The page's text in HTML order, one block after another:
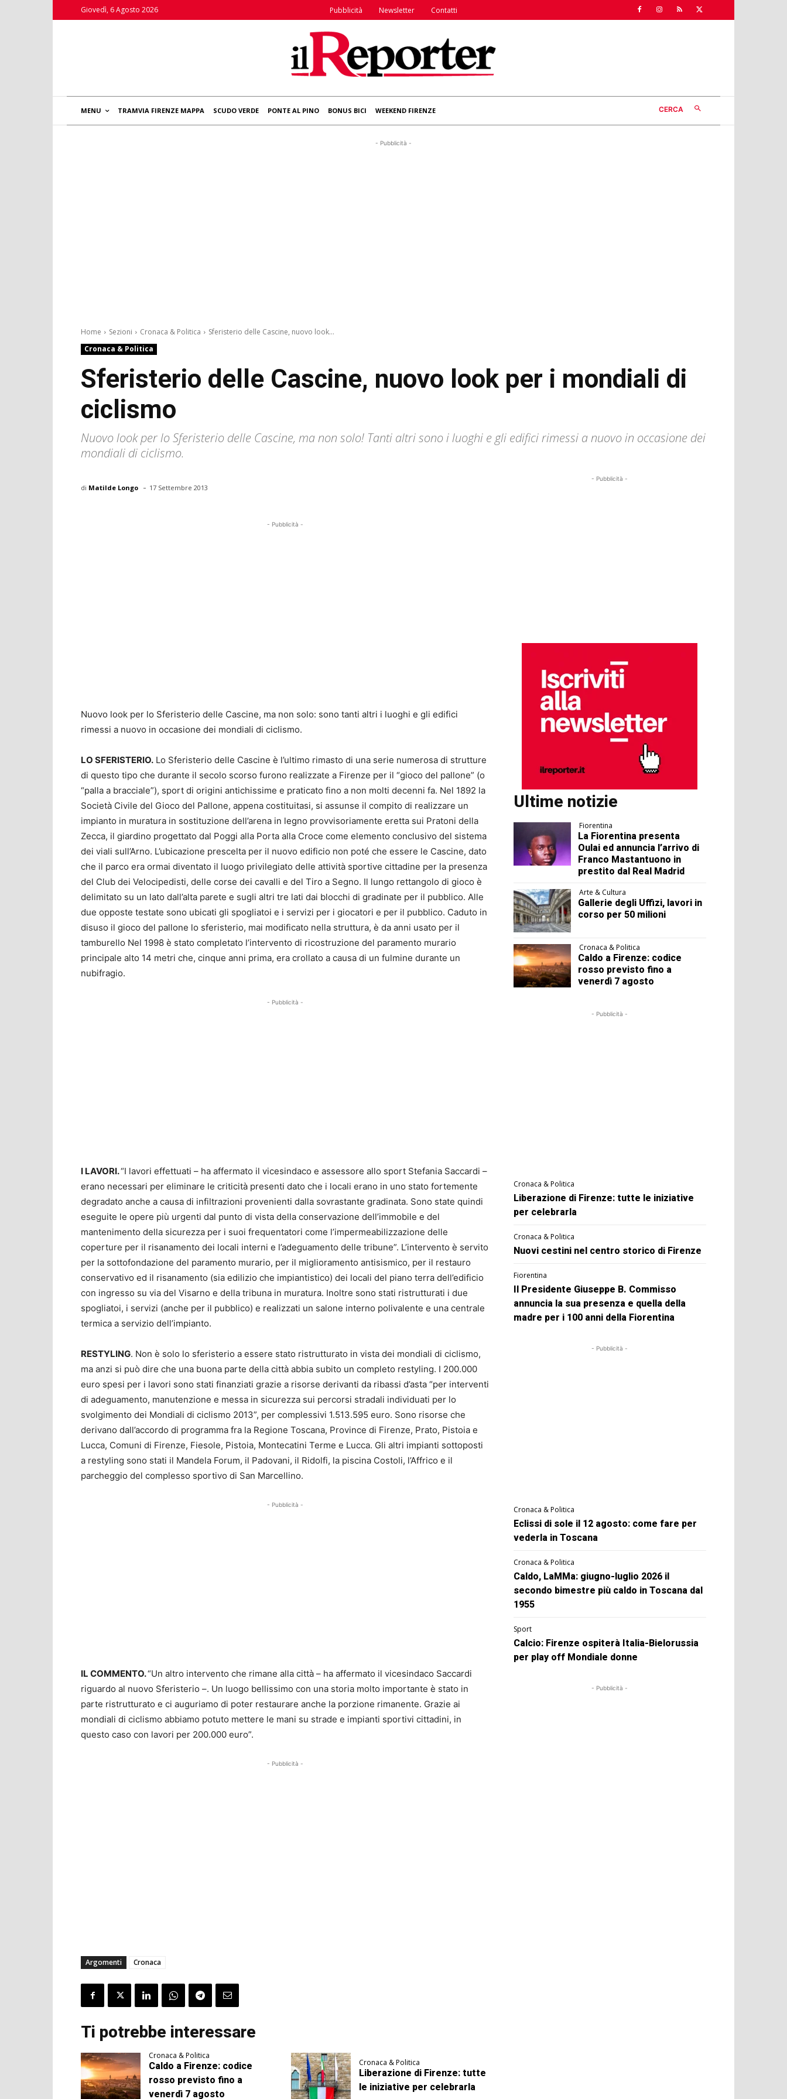
Giovedì, 6 Agosto 2026 Pubblicità Newsletter Contatti
MENU TRAMVIA FIRENZE MAPPA SCUDO VERDE PONTE AL PINO BONUS BICI WEEKEND FIRENZE CERCA
- Pubblicità -
Home Sezioni Cronaca & Politica
Sferisterio delle Cascine, nuovo look...
Cronaca & Politica
Sferisterio delle Cascine, nuovo look per i mondiali di
ciclismo
Nuovo look per lo Sferisterio delle Cascine, ma non solo! Tanti altri sono i luoghi e gli edifici rimessi a nuovo in occasione dei
mondiali di ciclismo.
di Matilde Longo - 17 Settembre 2013
- Pubblicità -
Nuovo look per lo Sferisterio delle Cascine, ma non solo: sono tanti altri i luoghi e gli edifici
rimessi a nuovo in occasione dei mondiali di ciclismo.
LO SFERISTERIO. Lo Sferisterio delle Cascine è l’ultimo rimasto di una serie numerosa di strutture
di questo tipo che durante il secolo scorso furono realizzate a Firenze per il “gioco del pallone” (o
“palla a bracciale”), sport di origini antichissime e praticato fino a non molti decenni fa. Nel 1892 la
Società Civile del Gioco del Pallone, appena costituitasi, si assunse il compito di realizzare un
impianto in muratura in sostituzione dell’arena in legno provvisoriamente eretta sui Pratoni della
Zecca, il giardino progettato dal Poggi alla Porta alla Croce come elemento conclusivo del sistema
dei viali sull’Arno. L’ubicazione prescelta per il nuovo edificio non poté che essere le Cascine, dato
che il parco era ormai diventato il luogo privilegiato delle attività sportive cittadine per la presenza
del Club dei Velocipedisti, delle corse dei cavalli e del Tiro a Segno. Il lungo rettangolo di gioco è
delimitato su un lato dall’alta parete e sugli altri tre lati dai blocchi di gradinate per il pubblico. Alle
due opposte testate sono ubicati gli spogliatoi e i servizi per i giocatori e per il pubblico. Caduto in
disuso il gioco del pallone lo sferisterio, mai modificato nella struttura, è da anni usato per il
tamburello Nel 1998 è stato completato l’intervento di ricostruzione del paramento murario
principale alto 14 metri che, cinque anni prima, era crollato a causa di un fulmine durante un
nubifragio.
- Pubblicità -
I LAVORI.“I lavori effettuati – ha affermato il vicesindaco e assessore allo sport Stefania Saccardi –
erano necessari per eliminare le criticità presenti dato che i locali erano in uno stato fortemente
degradato anche a causa di infiltrazioni provenienti dalla sovrastante gradinata. Sono state quindi
eseguite le opere più urgenti dal punto di vista della conservazione dell’immobile e del
mantenimento della sicurezza per i suoi frequentatori come l’impermeabilizzazione delle
coperture per il risanamento dei locali interni e l’adeguamento delle tribune”. L’intervento è servito
per la sottofondazione del paramento murario, per il miglioramento antisismico, per il restauro
conservativo ed il risanamento (sia edilizio che impiantistico) dei locali del piano terra dell’edificio
con ingresso su via del Visarno e della tribuna in muratura. Inoltre sono stati ristrutturati i due
spogliatoi, i servizi (anche per il pubblico) e realizzati un salone interno polivalente e una centrale
termica a servizio dell’impianto.
RESTYLING. Non è solo lo sferisterio a essere stato ristrutturato in vista dei mondiali di ciclismo,
ma anzi si può dire che una buona parte della città abbia subito un completo restyling. I 200.000
euro spesi per i lavori sono stati finanziati grazie a risorse derivanti da ribassi d’asta “per interventi
di adeguamento, manutenzione e messa in sicurezza sui percorsi stradali individuati per lo
svolgimento dei Mondiali di ciclismo 2013”, per complessivi 1.513.595 euro. Sono risorse che
derivano dall’accordo di programma fra la Regione Toscana, Province di Firenze, Prato, Pistoia e
Lucca, Comuni di Firenze, Fiesole, Pistoia, Montecatini Terme e Lucca. Gli altri impianti sottoposti
a restyling sono stati il Mandela Forum, il Padovani, il Ridolfi, la piscina Costoli, l’Affrico e il
parcheggio del complesso sportivo di San Marcellino.
- Pubblicità -
IL COMMENTO.“Un altro intervento che rimane alla città – ha affermato il vicesindaco Saccardi
riguardo al nuovo Sferisterio –. Un luogo bellissimo con una storia molto importante è stato in
parte ristrutturato e ci auguriamo di poter restaurare anche la porzione rimanente. Grazie ai
mondiali di ciclismo abbiamo potuto mettere le mani su strade e impianti sportivi cittadini, in
questo caso con lavori per 200.000 euro”.
- Pubblicità -
Argomenti Cronaca
Ti potrebbe interessare
Cronaca & Politica
Caldo a Firenze: codice
rosso previsto fino a
venerdì 7 agosto
Cronaca & Politica
Liberazione di Firenze: tutte
le iniziative per celebrarla
- Pubblicità -
Ultime notizie
Fiorentina
La Fiorentina presenta
Oulai ed annuncia l’arrivo di
Franco Mastantuono in
prestito dal Real Madrid
Arte & Cultura
Gallerie degli Uffizi, lavori in
corso per 50 milioni
Cronaca & Politica
Caldo a Firenze: codice
rosso previsto fino a
venerdì 7 agosto
- Pubblicità -
Cronaca & Politica
Liberazione di Firenze: tutte le iniziative
per celebrarla
Cronaca & Politica
Nuovi cestini nel centro storico di Firenze
Fiorentina
Il Presidente Giuseppe B. Commisso
annuncia la sua presenza e quella della
madre per i 100 anni della Fiorentina
- Pubblicità -
Cronaca & Politica
Eclissi di sole il 12 agosto: come fare per
vederla in Toscana
Cronaca & Politica
Caldo, LaMMa: giugno-luglio 2026 il
secondo bimestre più caldo in Toscana dal
1955
Sport
Calcio: Firenze ospiterà Italia-Bielorussia
per play off Mondiale donne
- Pubblicità -